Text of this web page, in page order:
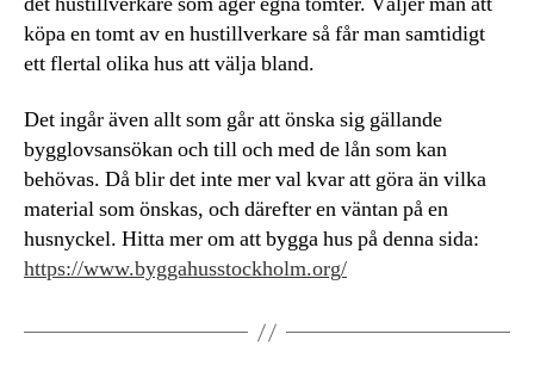
köpa en tomt av en hustillverkare så får man samtidigt
ett flertal olika hus att välja bland.
Det ingår även allt som går att önska sig gällande
bygglovsansökan och till och med de lån som kan
behövas. Då blir det inte mer val kvar att göra än vilka
material som önskas, och därefter en väntan på en
husnyckel. Hitta mer om att bygga hus på denna sida:
https://www.byggahusstockholm.org/